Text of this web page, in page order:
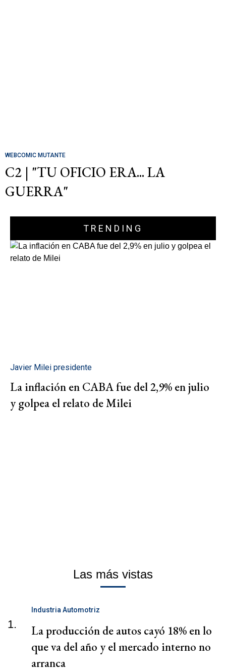
WEBCOMIC MUTANTE
C2 | "TU OFICIO ERA... LA
GUERRA"
TRENDING
Javier Milei presidente
La inflación en CABA fue del 2,9% en julio
y golpea el relato de Milei
Las más vistas
1.
Industria Automotriz
La producción de autos cayó 18% en lo
que va del año y el mercado interno no
arranca